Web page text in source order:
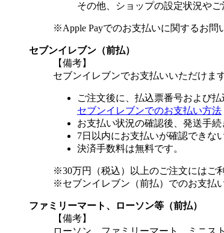
その他、ショップの設定状況や
※Apple Payでのお支払いに関するお問
セブンイレブン（前払）
【備考】
セブンイレブンでお支払いいただけます
ご注文後に、払込票番号および
セブンイレブンでのお支払い方法
お支払い状況の確認後、発送手
7日以内にお支払いが確認できな
決済手数料は無料です。
※30万円（税込）以上のご注文にはご
※セブンイレブン（前払）でのお支払
ファミリーマート、ローソン等（前払）
【備考】
ローソン、ファミリーマート、ミニス